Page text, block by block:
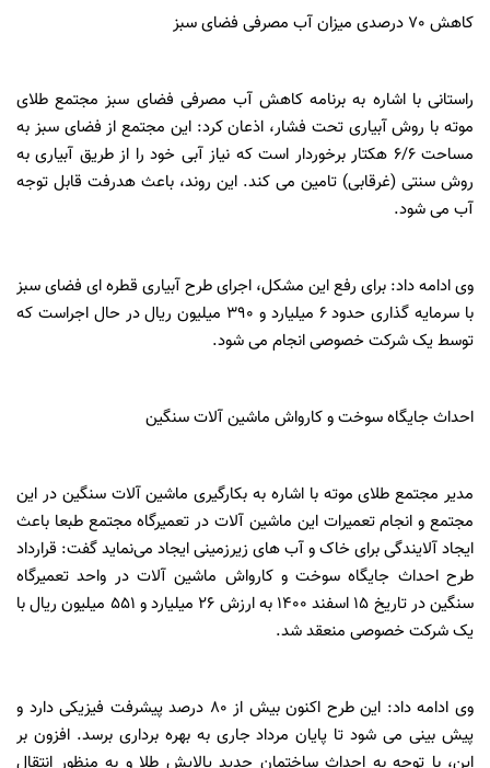
کاهش 70 درصدی میزان آب مصرفی فضای سبز
راستانی با اشاره به برنامه کاهش آب مصرفی فضای سبز مجتمع طلای
موته با روش آبیاری تحت فشار، اذعان کرد: این مجتمع از فضای سبز به
مساحت 6/6 هکتار برخوردار است که نیاز آبی خود را از طریق آبیاری به
روش سنتی (غرقابی) تامین می کند. این روند، باعث هدرفت قابل توجه
آب می شود.
وی ادامه داد: برای رفع این مشکل، اجرای طرح آبیاری قطره ای فضای سبز
با سرمایه گذاری حدود 6 میلیارد و 390 میلیون ریال در حال اجراست که
توسط یک شرکت خصوصی انجام می شود.
احداث جایگاه سوخت و کارواش ماشین آلات سنگین
مدیر مجتمع طلای موته با اشاره به بکارگیری ماشین آلات سنگین در این
مجتمع و انجام تعمیرات این ماشین آلات در تعمیرگاه مجتمع طبعا باعث
ایجاد آلایندگی برای خاک و آب های زیرزمینی ایجاد می‌نماید گفت: قرارداد
طرح احداث جایگاه سوخت و کارواش ماشین آلات در واحد تعمیرگاه
سنگین در تاریخ 15 اسفند 1400 به ارزش 26 میلیارد و 551 میلیون ریال با
یک شرکت خصوصی منعقد شد.
وی ادامه داد: این طرح اکنون بیش از 80 درصد پیشرفت فیزیکی دارد و
پیش بینی می شود تا پایان مرداد جاری به بهره برداری برسد. افزون بر